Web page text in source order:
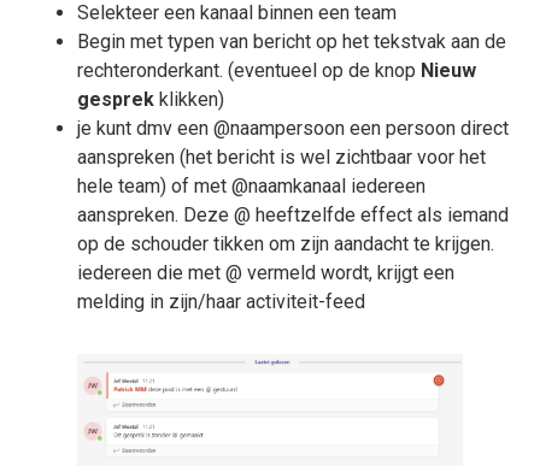
Selekteer een kanaal binnen een team
Begin met typen van bericht op het tekstvak aan de
rechteronderkant. (eventueel op de knop Nieuw
gesprek klikken)
je kunt dmv een @naampersoon een persoon direct
aanspreken (het bericht is wel zichtbaar voor het
hele team) of met @naamkanaal iedereen
aanspreken. Deze @ heeftzelfde effect als iemand
op de schouder tikken om zijn aandacht te krijgen.
iedereen die met @ vermeld wordt, krijgt een
melding in zijn/haar activiteit-feed